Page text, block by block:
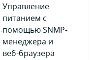
Управление
питанием с
помощью SNMP-
менеджера и
веб-браузера